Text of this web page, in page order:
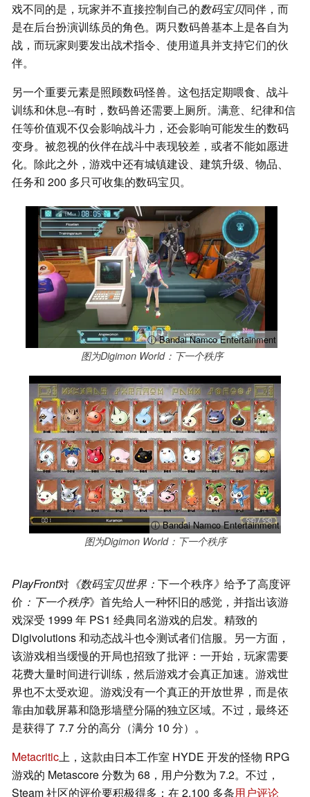
戏不同的是，玩家并不直接控制自己的数码宝贝同伴，而
是在后台扮演训练员的角色。两只数码兽基本上是各自为
战，而玩家则要发出战术指令、使用道具并支持它们的伙
伴。
另一个重要元素是照顾数码怪兽。这包括定期喂食、战斗
训练和休息--有时，数码兽还需要上厕所。满意、纪律和信
任等价值观不仅会影响战斗力，还会影响可能发生的数码
变身。被忽视的伙伴在战斗中表现较差，或者不能如愿进
化。除此之外，游戏中还有城镇建设、建筑升级、物品、
任务和 200 多只可收集的数码宝贝。
ⓘ Bandai Namco Entertainment
图为Digimon World：下一个秩序
ⓘ Bandai Namco Entertainment
图为Digimon World：下一个秩序
PlayFront对 《数码宝贝世界： 下一个秩序》 给予了高度评
价 ：下一个秩序》首先给人一种怀旧的感觉，并指出该游
戏深受 1999 年 PS1 经典同名游戏的启发。精致的
Digivolutions 和动态战斗也令测试者们信服。另一方面，
该游戏相当缓慢的开局也招致了批评：一开始，玩家需要
花费大量时间进行训练，然后游戏才会真正加速。游戏世
界也不太受欢迎。游戏没有一个真正的开放世界，而是依
靠由加载屏幕和隐形墙壁分隔的独立区域。不过，最终还
是获得了 7.7 分的高分（满分 10 分）。
Metacritic上，这款由日本工作室 HYDE 开发的怪物 RPG
游戏的 Metascore 分数为 68，用户分数为 7.2。不过，
Steam 社区的评价要积极得多：在 2,100 多条用户评论